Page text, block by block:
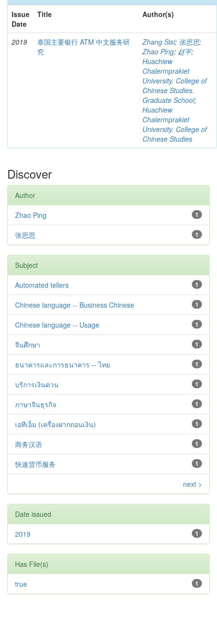
Issue
Date
Title Author(s)
2019
泰国主要银行 ATM 中文服务研
究
Zhang Sisi; 张思思;
Zhao Ping; 赵平;
Huachiew
Chalermprakiet
University. College of
Chinese Studies.
Graduate School;
Huachiew
Chalermprakiet
University. College of
Chinese Studies
Discover
Author
1
Zhao Ping
1
张思思
Subject
1
Automated tellers
1
Chinese language -- Business Chinese
1
Chinese language -- Usage
1
จีนศึกษา
1
ธนาคารและการธนาคาร -- ไทย
1
บริการเงินด่วน
1
ภาษาจีนธุรกิจ
1
เอทีเอ็ม (เครื่องฝากถอนเงิน)
1
商务汉语
1
快速货币服务
next >
Date issued
1
2019
Has File(s)
1
true